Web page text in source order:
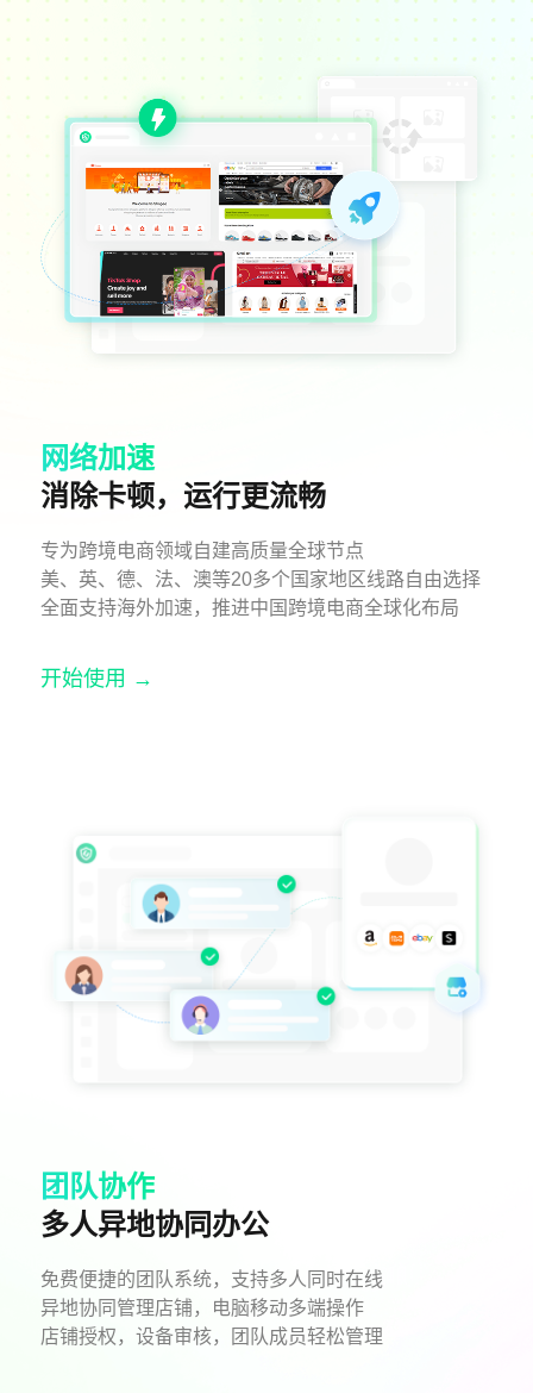
网络加速
消除卡顿，运行更流畅
专为跨境电商领域自建高质量全球节点
美、英、德、法、澳等20多个国家地区线路自由选择
全面支持海外加速，推进中国跨境电商全球化布局
开始使用 →
团队协作
多人异地协同办公
免费便捷的团队系统，支持多人同时在线
异地协同管理店铺，电脑移动多端操作
店铺授权，设备审核，团队成员轻松管理